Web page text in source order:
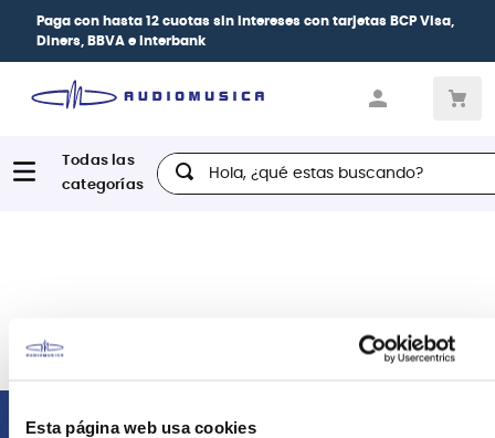
Esta página web usa cookies
Paga con hasta 12 cuotas sin intereses con tarjetas BCP Visa,
Diners, BBVA e Interbank
Hola, ¿qué estas buscando?